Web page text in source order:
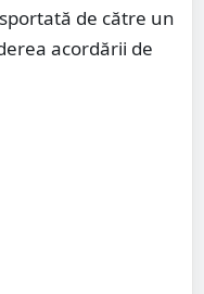
de către un
acordării de